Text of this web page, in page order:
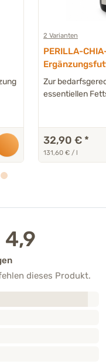
2 Varianten
PERILLA-
Katze
Zur
essentiellen
32,90 € *
131,60 € / l
4,9
dieses Produkt.